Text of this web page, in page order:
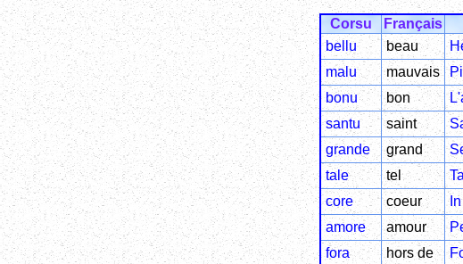
Corsu Français
bellu
beau
malu
mauvais
bonu
bon
santu
saint
grande
grand
tale
tel
core
coeur
amore
amour
fora
hors de